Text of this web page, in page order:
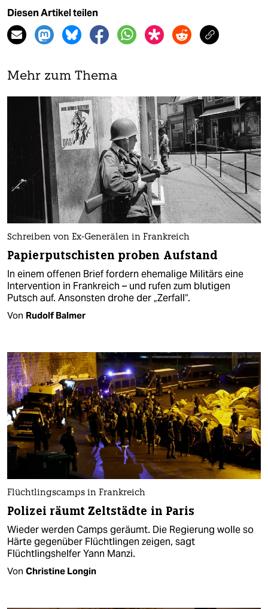
Diesen Artikel teilen
Mehr zum Thema
Schreiben von Ex-Generälen in Frankreich
Papierputschisten proben Aufstand
In einem offenen Brief fordern ehemalige Militärs eine
Intervention in Frankreich – und rufen zum blutigen
Putsch auf. Ansonsten drohe der „Zerfall“.
Von Rudolf Balmer
Flüchtlingscamps in Frankreich
Polizei räumt Zeltstädte in Paris
Wieder werden Camps geräumt. Die Regierung wolle so
Härte gegenüber Flüchtlingen zeigen, sagt
Flüchtlingshelfer Yann Manzi.
Von Christine Longin